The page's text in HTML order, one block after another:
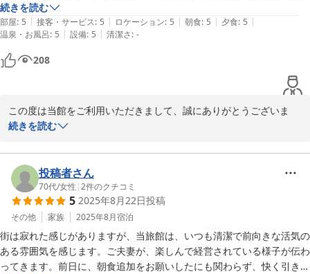
続きを読む
部屋: 5 | 接客・サービス: 5 | ロケーション: 5 | 朝食: 5 | 夕食: 5 |
温泉・お風呂: 5 | 設備: 5 | 清潔さ: -
208
この度は当館をご利用いただきまして、誠にありがとうございま
す。
これからも、皆様に喜んでいただけるよう励んで参ります。
またのご来館を心よりお待ちしております。
2025-09-16
続きを読む
投稿者さん
70代/女性 |2件のクチコミ
5 2025年8月22日投稿
その他 家族 2025年8月宿泊
街は寂れた感じがありますが、当旅館は、いつも清潔で前向きな活気の
ある雰囲気を感じます。ご夫妻が、楽しんで経営されている様子が伝わ
ってきます。前日に、朝食追加をお願いしたにも関わらず、快く引き受